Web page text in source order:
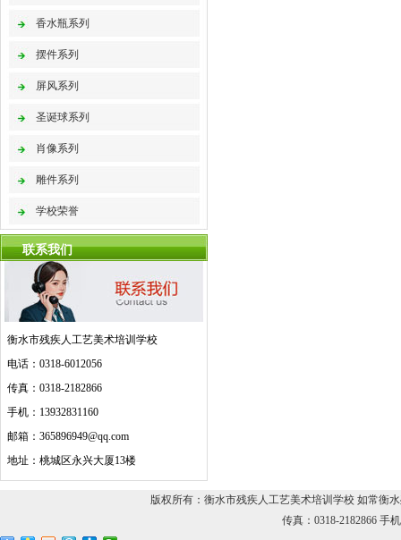
香水瓶系列
摆件系列
屏风系列
圣诞球系列
肖像系列
雕件系列
学校荣誉
联系我们
衡水市残疾人工艺美术培训学校
电话：0318-6012056
传真：0318-2182866
手机：13932831160
邮箱：365896949@qq.com
地址：桃城区永兴大厦13楼
版权所有：衡水市残疾人工艺美术培训学校 如常衡
传真：0318-2182866 手